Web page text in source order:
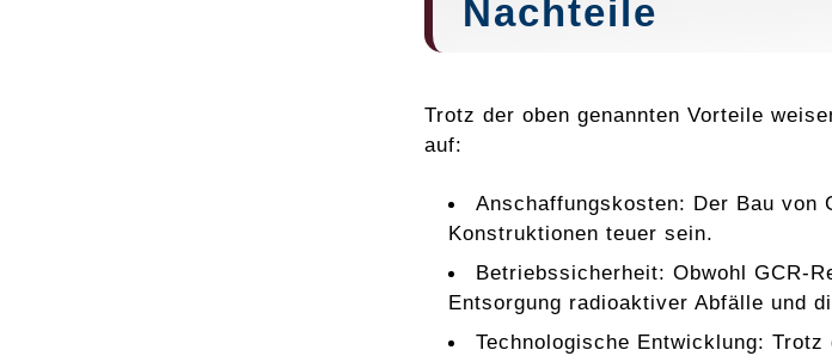
Nachteile
Trotz der oben genannten Vorteile
auf:
Anschaffungskosten: Der Bau von
Konstruktionen teuer sein.
Betriebssicherheit: Obwohl GCR-
Entsorgung radioaktiver Abfälle und
Technologische Entwicklung: